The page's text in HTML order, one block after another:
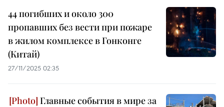
44 погибших и около 300
пропавших без вести при пожаре
в жилом комплексе в Гонконге
(Китай)
27/11/2025 02:35
Главные события в мире за